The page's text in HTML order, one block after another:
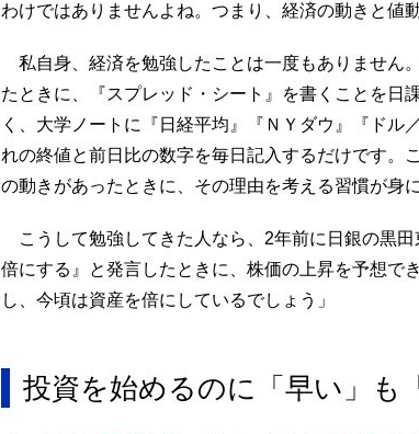
わけではありませんよね。つまり、経済の動きと値
私自身、経済を勉強したことは一度もありません
たときに、『スプレッド・シート』を書くことを日
く、大学ノートに『日経平均』『ＮＹダウ』『ドル
れの終値と前日比の数字を毎日記入するだけです。
の動きがあったときに、その理由を考える習慣が身
こうして勉強してきた人なら、2年前に日銀の黒
倍にする』と発言したときに、株価の上昇を予想で
し、今頃は資産を倍にしているでしょう」
投資を始めるのに「早い」も